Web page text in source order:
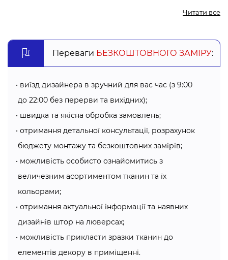
такий як, пошив штор на люверсах, тому радо Вам
допоможуть підібрати штори, які пасуватимуть
Переваги штор з люверсами від Алсер:
готові штори на люверсах Хмельницький можна
використовувати абсолютно у всіх приміщеннях: у
вітальні, спальні, дитячій, на кухні;
завдяки тому, що штора нанизана на трубу,
спадають до підлоги;
дані штори можна легко знімати з карниза, прати,
гладити. Це дуже важливо для дитячих кімнат і кухні,
адже саме там вироби брудняться найшвидше;
міцно тримаються на напрямній штанзі, тому ніякий
зовнішній вплив не перешкода, як це часто буває у
Читати все
Переваги БЕЗКОШТОВНОГО ЗАМІРУ:
виїзд дизайнера в зручний для вас час (з 9:00
до 22:00 без перерви та вихідних);
швидка та якісна обробка замовлень;
отримання детальної консультації, розрахунок
бюджету монтажу та безкоштовних замірів;
можливість особисто ознайомитись з
величезним асортиментом тканин та їх
кольорами;
отримання актуальної інформації та наявних
дизайнів штор на люверсах;
можливість прикласти зразки тканин до
елементів декору в приміщенні.